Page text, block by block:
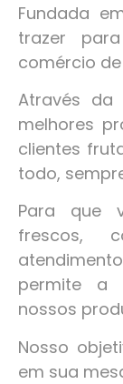
Fundada
trazer
comércio
Através da
melhores
clientes
todo,
Para que
frescos,
permite a
nossos
Nosso
em sua